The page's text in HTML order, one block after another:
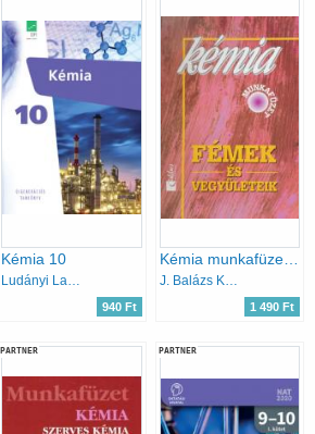
Kémia 10
Ludányi Lajos, Szabó Krisztián, Tóth Zoltán, Ludányi Ágota
940 Ft
Kémia munkafüzet III. - Fémek és Vegyületeik
J. Balázs Katalin
1 490 Ft
PARTNER PARTNER